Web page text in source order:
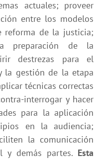
actuales; proveer
entre los modelos
reforma de la justicia;
preparación de la
destrezas para el
la gestión de la etapa
técnicas correctas
interrogar y hacer
para la aplicación
en la audiencia;
la comunicación
y demás partes. Esta